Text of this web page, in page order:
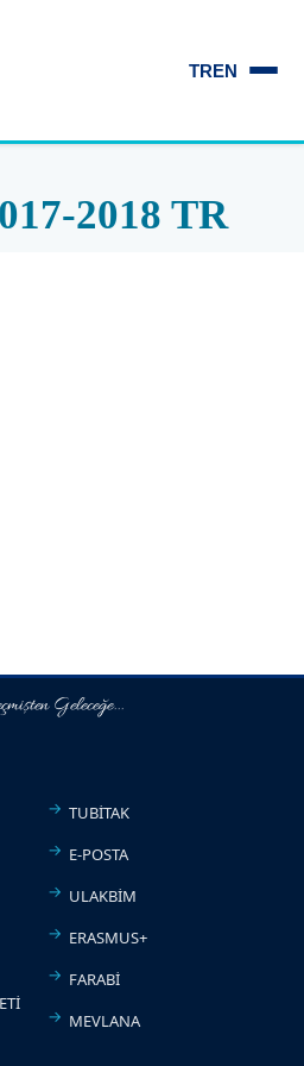
TREN
2018 TR
Geleceğe...
TUBİTAK
E-POSTA
ULAKBİM
ERASMUS+
FARABİ
MEVLANA